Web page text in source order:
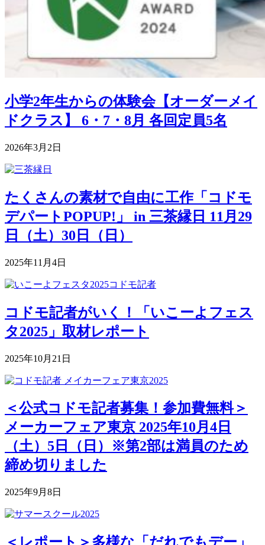
小学2年生からの体験会【オーダーメイ
ドクラス】 6・7・8月 各回定員5名
2026年3月2日
たくさんの素材で自由に工作「コドモ
デパートPOPUP!」 in 三茶縁日 11月29
日（土）30日（日）
2025年11月4日
コドモ記者がいく！「いこーよフェス
タ2025」取材レポート
2025年10月21日
＜公式コドモ記者募集！参加費無料＞
メーカーフェア東京 2025年10月4日
（土）5日（日）※第2部は満員のため
締め切りました
2025年9月8日